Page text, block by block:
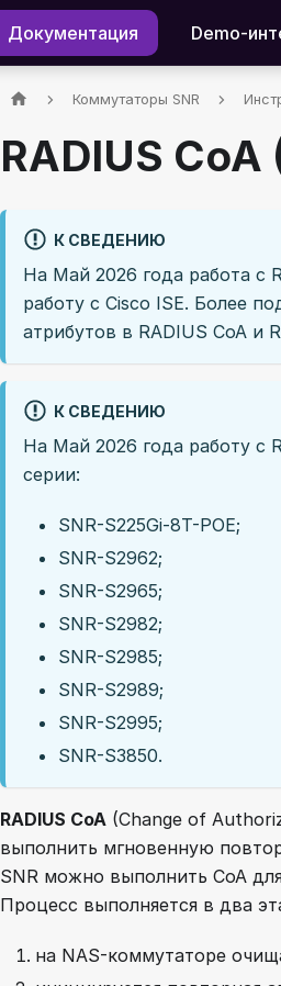
Документация Demo-
Коммутаторы SNR
RADIUS
К СВЕДЕНИЮ
На Май 2026 года работа с
работу с Cisco ISE. Более
атрибутов в RADIUS CoA и
К СВЕДЕНИЮ
На Май 2026 года работу с
серии:
SNR-S225Gi-8T-POE;
SNR-S2962;
SNR-S2965;
SNR-S2982;
SNR-S2985;
SNR-S2989;
SNR-S2995;
SNR-S3850.
RADIUS CoA (Change of
выполнить мгновенную
SNR можно выполнить CoA
Процесс выполняется в два
на NAS-коммутаторе